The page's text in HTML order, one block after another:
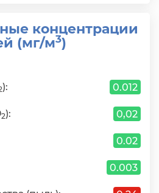
концентрации
(мг/м3)
): 0.012
2): 0,02
0.02
0.003